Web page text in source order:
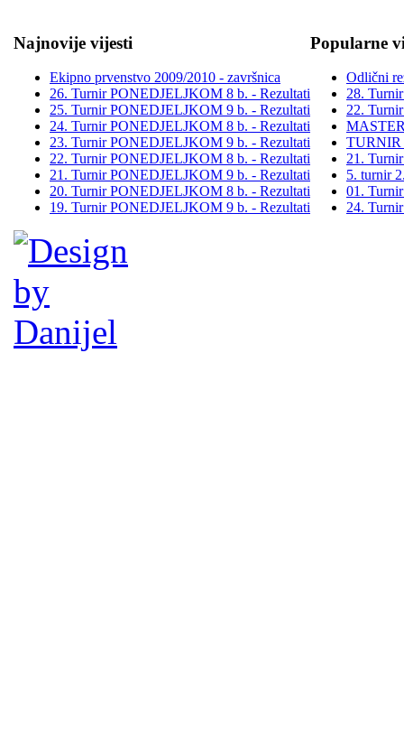
Najnovije vijesti
Ekipno prvenstvo 2009/2010 - završnica
26. Turnir PONEDJELJKOM 8 b. - Rezultati
25. Turnir PONEDJELJKOM 9 b. - Rezultati
24. Turnir PONEDJELJKOM 8 b. - Rezultati
23. Turnir PONEDJELJKOM 9 b. - Rezultati
22. Turnir PONEDJELJKOM 8 b. - Rezultati
21. Turnir PONEDJELJKOM 9 b. - Rezultati
20. Turnir PONEDJELJKOM 8 b. - Rezultati
19. Turnir PONEDJELJKOM 9 b. - Rezultati
Popularne
Odlični
28.
22.
TURNIR
21.
5. turnir
01.
24.